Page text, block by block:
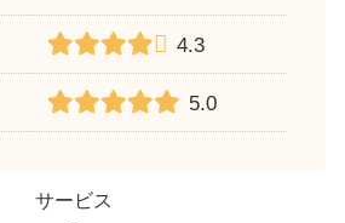
4.3
5.0